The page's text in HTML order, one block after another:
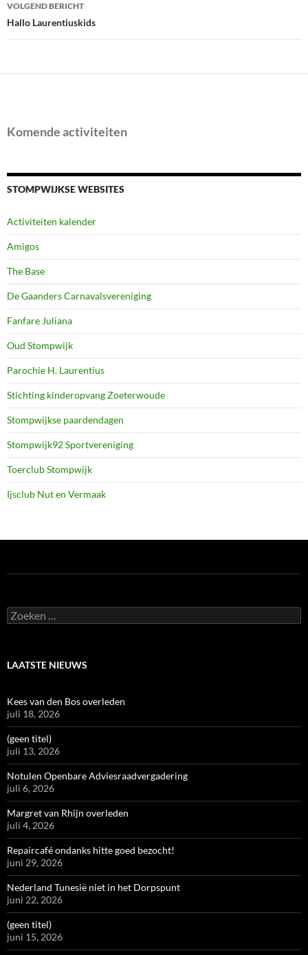
VOLGEND BERICHT
Hallo Laurentiuskids
Komende activiteiten
STOMPWIJKSE WEBSITES
Activiteiten kalender
Amigos
The Base
De Gaanders Carnavalsvereniging
Fanfare Juliana
Oud Stompwijk
Parochie H. Laurentius
Stichting kinderopvang Zoeterwoude
Stompwijkse paardendagen
Stompwijk92 Sportvereniging
Toerclub Stompwijk
Ijsclub Nut en Vermaak
Zoeken
naar:
LAATSTE NIEUWS
Kees van den Bos overleden
juli 18, 2026
(geen titel)
juli 13, 2026
Notulen Openbare Adviesraadvergadering
juli 6, 2026
Margret van Rhijn overleden
juli 4, 2026
Repaircafé ondanks hitte goed bezocht!
juni 29, 2026
Nederland Tunesië niet in het Dorpspunt
juni 22, 2026
(geen titel)
juni 15, 2026